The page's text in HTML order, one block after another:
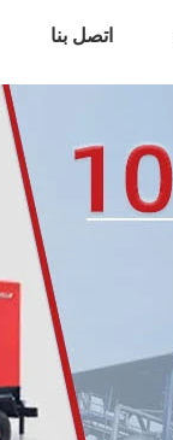
اتصل بنا